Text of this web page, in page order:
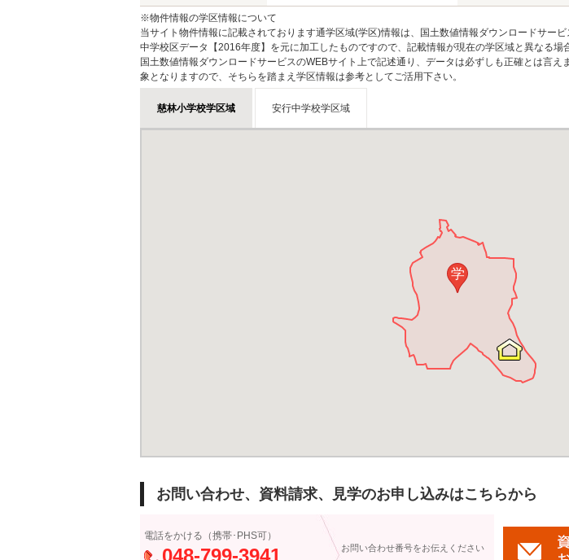
※物件情報の学区情報について
当サイト物件情報に記載されております通学区域(学区)情報は、国土数値情報ダウンロードサー
中学校区データ【2016年度】を元に加工したものですので、記載情報が現在の学区域と異なる場
国土数値情報ダウンロードサービスのWEBサイト上で記述通り、データは必ずしも正確とは言
象となりますので、そちらを踏まえ学区情報は参考としてご活用下さい。
慈林小学校学区域 安行中学校学区域
学
お問い合わせ、資料請求、見学のお申し込みはこちらから
電話をかける（携帯･PHS可）
048-799-3941 お問い合わせ番号をお伝えください